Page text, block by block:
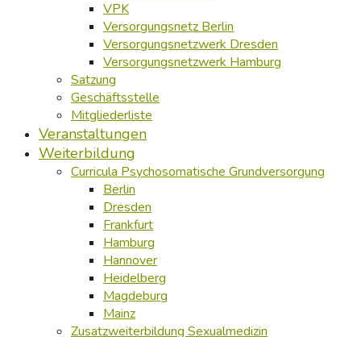
VPK
Versorgungsnetz Berlin
Versorgungsnetzwerk Dresden
Versorgungsnetzwerk Hamburg
Satzung
Geschäftsstelle
Mitgliederliste
Veranstaltungen
Weiterbildung
Curricula Psychosomatische Grundversorgung
Berlin
Dresden
Frankfurt
Hamburg
Hannover
Heidelberg
Magdeburg
Mainz
Zusatzweiterbildung Sexualmedizin